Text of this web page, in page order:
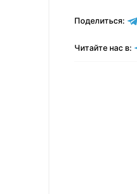
Поделиться:
Читайте нас в: